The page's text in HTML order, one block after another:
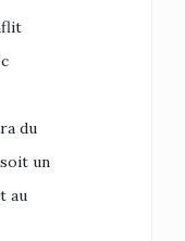
du
un
au